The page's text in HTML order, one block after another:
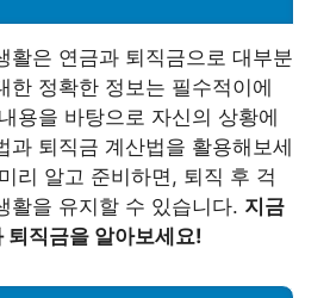
활은 연금과 퇴직금으로 대부분
한 정확한 정보는 필수적이에
용을 바탕으로 자신의 상황에
과 퇴직금 계산법을 활용해보세
리 알고 준비하면, 퇴직 후 걱
활을 유지할 수 있습니다. 지금
퇴직금을 알아보세요!